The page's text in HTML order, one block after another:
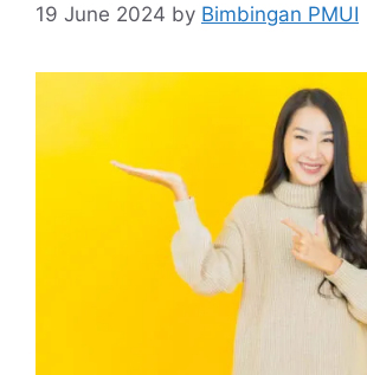
19 June 2024 by Bimbingan PMUI